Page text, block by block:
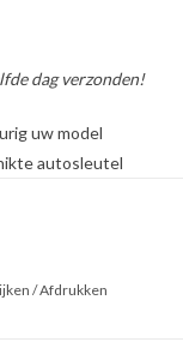
dag verzonden!
uw model
autosleutel
/Afdrukken